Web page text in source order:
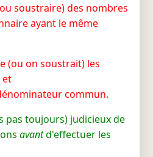
soustraire) des nombres
ayant le même
(ou on soustrait) les
et
commun.
pas toujours) judicieux de
avantd'effectuer les